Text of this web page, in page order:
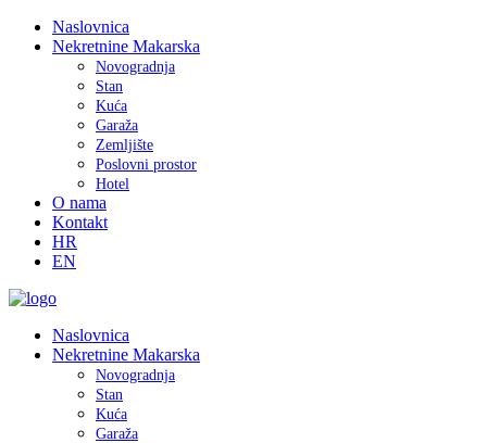
Naslovnica
Nekretnine Makarska
Novogradnja
Stan
Kuća
Garaža
Zemljište
Poslovni prostor
Hotel
O nama
Kontakt
HR
EN
Naslovnica
Nekretnine Makarska
Novogradnja
Stan
Kuća
Garaža